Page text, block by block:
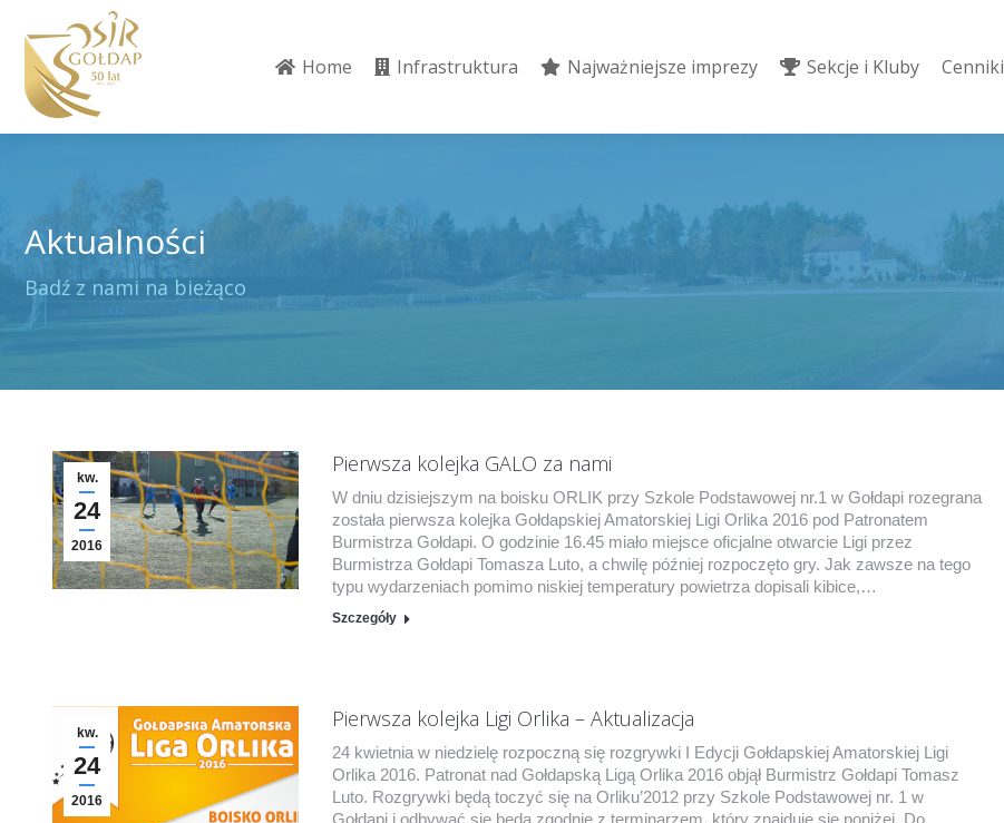
Home Infrastruktura Najważniejsze imprezy Sekcje i Kluby Cenniki
Aktualności
Badź z nami na bieżąco
Jesteś tutaj:
kw.
24
2016
Pierwsza kolejka GALO za nami
W dniu dzisiejszym na boisku ORLIK przy Szkole Podstawowej nr.1 w Gołdapi rozegrana
została pierwsza kolejka Gołdapskiej Amatorskiej Ligi Orlika 2016 pod Patronatem
Burmistrza Gołdapi. O godzinie 16.45 miało miejsce oficjalne otwarcie Ligi przez
Burmistrza Gołdapi Tomasza Luto, a chwilę później rozpoczęto gry. Jak zawsze na tego
typu wydarzeniach pomimo niskiej temperatury powietrza dopisali kibice,…
Szczegóły
kw.
24
2016
Pierwsza kolejka Ligi Orlika – Aktualizacja
24 kwietnia w niedzielę rozpoczną się rozgrywki I Edycji Gołdapskiej Amatorskiej Ligi
Orlika 2016. Patronat nad Gołdapską Ligą Orlika 2016 objął Burmistrz Gołdapi Tomasz
Luto. Rozgrywki będą toczyć się na Orliku’2012 przy Szkole Podstawowej nr. 1 w
Gołdapi i odbywać się będą zgodnie z terminarzem, który znajduje się poniżej. Do
Home Infrastruktura Najważniejsze imprezy Sekcje i Kluby Cenniki